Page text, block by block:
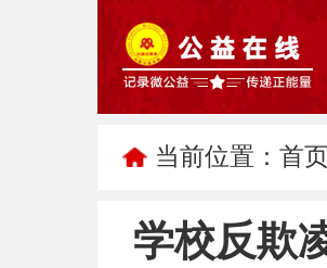
当前位置： 首页
学校反欺